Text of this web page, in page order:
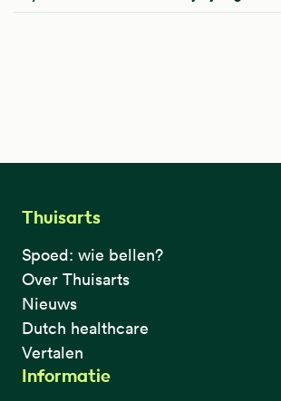
Thuisarts
Spoed: wie bellen?
Over Thuisarts
Nieuws
Dutch healthcare
Vertalen
Informatie